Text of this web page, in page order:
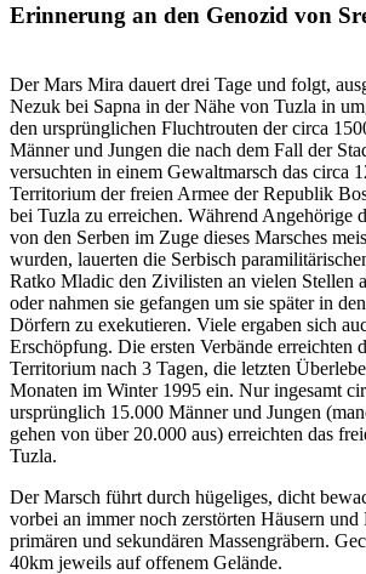
Erinnerung an den Genozid von
Der Mars Mira dauert drei Tage und folgt,
Nezuk bei Sapna in der Nähe von Tuzla in
den ursprünglichen Fluchtrouten der circa
Männer und Jungen die nach dem Fall der
versuchten in einem Gewaltmarsch das circa
Territorium der freien Armee der Republik
bei Tuzla zu erreichen. Während Angehörige
von den Serben im Zuge dieses Marsches
wurden, lauerten die Serbisch
Ratko Mladic den Zivilisten an vielen Stellen
oder nahmen sie gefangen um sie später in
Dörfern zu exekutieren. Viele ergaben sich
Erschöpfung. Die ersten Verbände erreichten
Territorium nach 3 Tagen, die letzten
Monaten im Winter 1995 ein. Nur ingesamt
ursprünglich 15.000 Männer und Jungen
gehen von über 20.000 aus) erreichten das
Tuzla.
Der Marsch führt durch hügeliges, dicht
vorbei an immer noch zerstörten Häusern
primären und sekundären Massengräbern.
40km jeweils auf offenem Gelände.